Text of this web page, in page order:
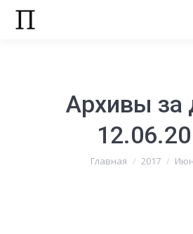
Архивы за
Вы здесь:
Главная 2017